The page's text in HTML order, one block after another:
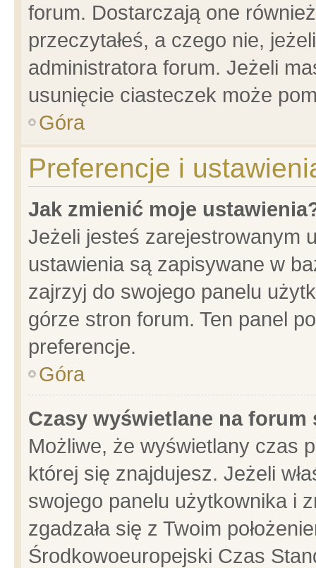
forum. Dostarczają one
przeczytałeś, a czego nie,
administratora forum. Jeżeli
usunięcie ciasteczek może
Góra
Preferencje i
Jak zmienić moje
Jeżeli jesteś zarejestrowanym
ustawienia są zapisywane w
zajrzyj do swojego panelu
górze stron forum. Ten panel
preferencje.
Góra
Czasy wyświetlane na forum
Możliwe, że wyświetlany czas
której się znajdujesz. Jeżeli
swojego panelu użytkownika i
zgadzała się z Twoim
Środkowoeuropejski Czas